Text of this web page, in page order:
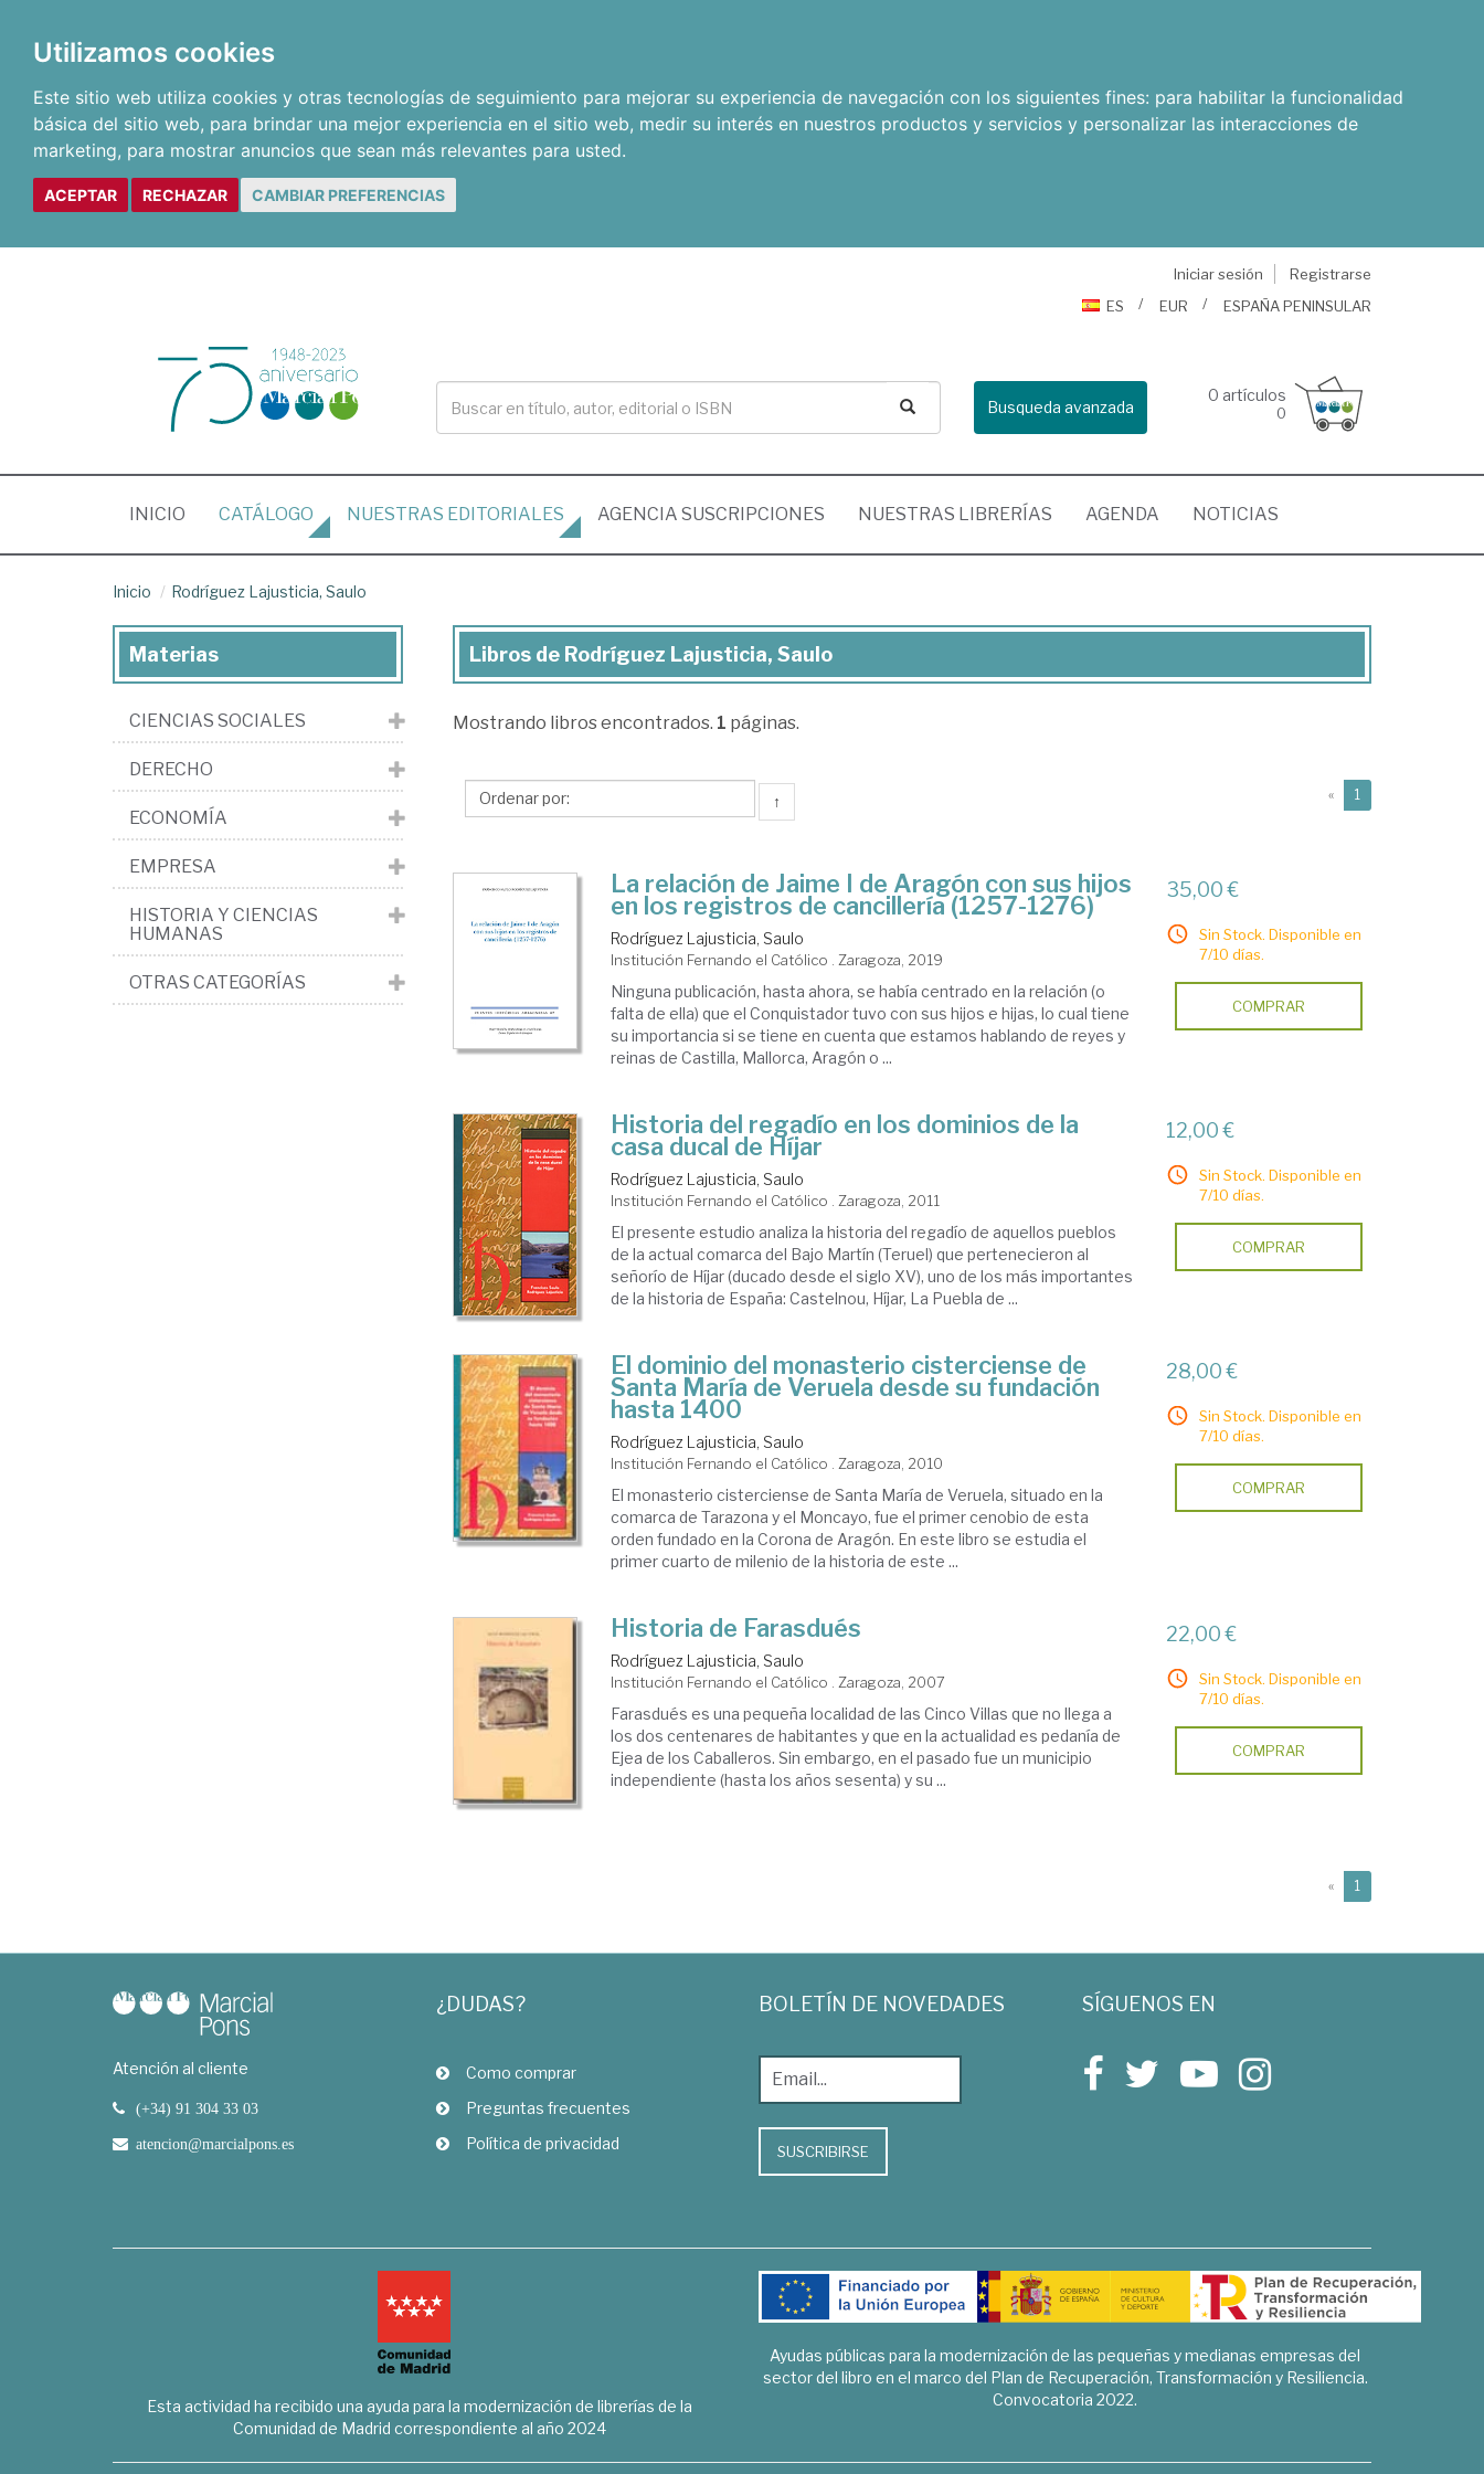
Utilizamos cookies
Este sitio web utiliza cookies y otras tecnologías de seguimiento para mejorar su experiencia de navegación con los siguientes fines: para habilitar la funcionalidad
básica del sitio web, para brindar una mejor experiencia en el sitio web, medir su interés en nuestros productos y servicios y personalizar las interacciones de
marketing, para mostrar anuncios que sean más relevantes para usted.
ACEPTAR RECHAZAR CAMBIAR PREFERENCIAS
Iniciar sesión
Registrarse
ES
EUR ESPAÑA PENINSULAR
Busqueda avanzada
0 artículos
0
INICIO (CURRENT)
CATÁLOGO NUESTRAS EDITORIALES AGENCIA SUSCRIPCIONES NUESTRAS LIBRERÍAS AGENDA NOTICIAS
Inicio Rodríguez Lajusticia, Saulo
Libros
Rodríguez
Saulo
Libros de Rodríguez Lajusticia, Saulo
Mostrando libros encontrados. 1 páginas.
↑ « 1
La relación de Jaime I de Aragón con sus hijos
en los registros de cancillería (1257-1276)
Rodríguez Lajusticia, Saulo
Institución Fernando el Católico . Zaragoza, 2019
Ninguna publicación, hasta ahora, se había centrado en la relación (o
falta de ella) que el Conquistador tuvo con sus hijos e hijas, lo cual tiene
su importancia si se tiene en cuenta que estamos hablando de reyes y
reinas de Castilla, Mallorca, Aragón o ...
35,00 €
Sin Stock. Disponible en
7/10 días.
COMPRAR
Historia del regadío en los dominios de la
casa ducal de Híjar
Rodríguez Lajusticia, Saulo
Institución Fernando el Católico . Zaragoza, 2011
El presente estudio analiza la historia del regadío de aquellos pueblos
de la actual comarca del Bajo Martín (Teruel) que pertenecieron al
señorío de Híjar (ducado desde el siglo XV), uno de los más importantes
de la historia de España: Castelnou, Híjar, La Puebla de ...
12,00 €
Sin Stock. Disponible en
7/10 días.
COMPRAR
El dominio del monasterio cisterciense de
Santa María de Veruela desde su fundación
hasta 1400
Rodríguez Lajusticia, Saulo
Institución Fernando el Católico . Zaragoza, 2010
El monasterio cisterciense de Santa María de Veruela, situado en la
comarca de Tarazona y el Moncayo, fue el primer cenobio de esta
orden fundado en la Corona de Aragón. En este libro se estudia el
primer cuarto de milenio de la historia de este ...
28,00 €
Sin Stock. Disponible en
7/10 días.
COMPRAR
Historia de Farasdués
Rodríguez Lajusticia, Saulo
Institución Fernando el Católico . Zaragoza, 2007
Farasdués es una pequeña localidad de las Cinco Villas que no llega a
los dos centenares de habitantes y que en la actualidad es pedanía de
Ejea de los Caballeros. Sin embargo, en el pasado fue un municipio
independiente (hasta los años sesenta) y su ...
22,00 €
Sin Stock. Disponible en
7/10 días.
COMPRAR
« 1
Materias
CIENCIAS SOCIALES
DERECHO
ECONOMÍA
EMPRESA
HISTORIA Y CIENCIAS
HUMANAS
OTRAS CATEGORÍAS
Atención al cliente
(+34) 91 304 33 03
atencion@marcialpons.es
¿DUDAS?
Como comprar
Preguntas frecuentes
Política de privacidad
BOLETÍN DE NOVEDADES
SUSCRIBIRSE
SÍGUENOS EN
Esta actividad ha recibido una ayuda para la modernización de librerías de la
Comunidad de Madrid correspondiente al año 2024
Ayudas públicas para la modernización de las pequeñas y medianas empresas del
sector del libro en el marco del Plan de Recuperación, Transformación y Resiliencia.
Convocatoria 2022.